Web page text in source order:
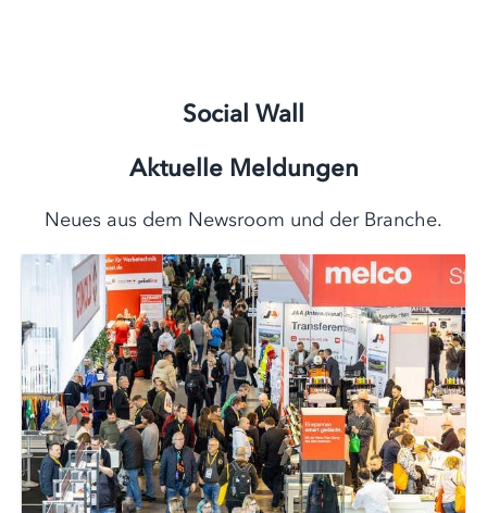
Social Wall
Aktuelle Meldungen
Neues aus dem Newsroom und der Branche.